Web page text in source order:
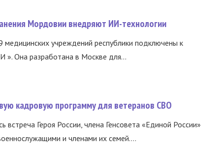
Мордовии внедряют ИИ-технологии
медицинских учреждений республики подключены к
Она разработана в Москве для...
кадровую программу для ветеранов СВО
встреча Героя России, члена Генсовета «Единой России»
и членами их семей....